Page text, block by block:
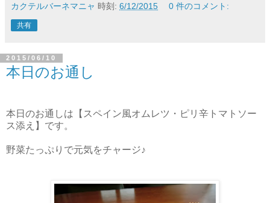
カクテルバーネマニャ 時刻: 6/12/2015 0 件のコメント:
共有
2015/06/10
本日のお通し
本日のお通しは【スペイン風オムレツ・ピリ辛トマトソー
ス添え】です。
野菜たっぷりで元気をチャージ♪